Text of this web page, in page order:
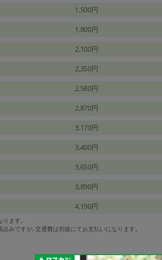
1,500円
1,800円
2,100円
2,350円
2,580円
2,870円
3,170円
3,400円
3,650円
3,890円
4,190円
ます。
みですが､交通費は別途にてお支払いになります｡